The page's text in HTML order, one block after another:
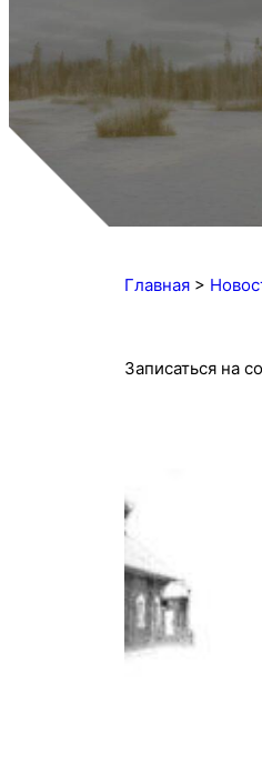
Главная >
Записаться на